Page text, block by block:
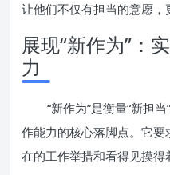
让他们不仅有担当的意愿，
展现“新作为”：
力
“新作为”是衡量“新担
作能力的核心落脚点。它
在的工作举措和看得见摸得